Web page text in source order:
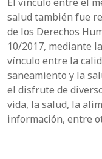
salud también fue
de los Derechos
10/2017, mediante
vínculo entre la
saneamiento y la
el disfrute de
vida, la salud, la
información, entre